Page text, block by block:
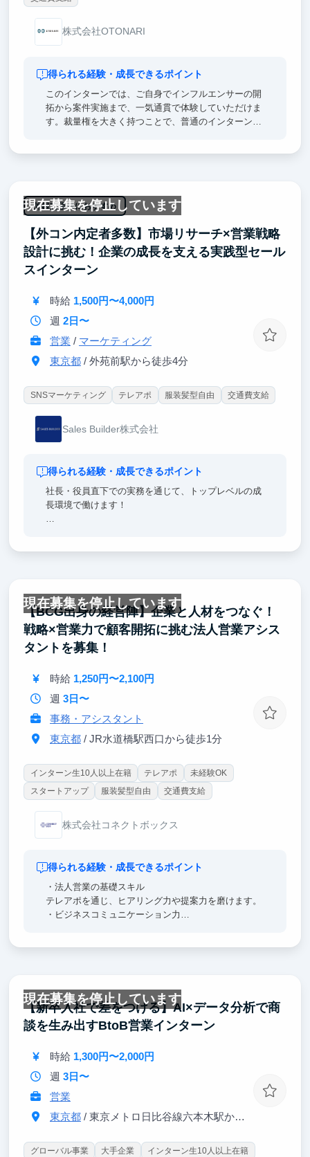
株式会社OTONARI
得られる経験・成長できるポイント
このインターンでは、ご自身でインフルエンサーの開
拓から案件実施まで、一気通貫で体験していただけま
す。裁量権を大きく持つことで、普通のインターンで
現在募集を停止しています
外銀志望者におすすめ
【外コン内定者多数】市場リサーチ×営業戦略
設計に挑む！企業の成長を支える実践型セール
スインターン
時給 1,500円〜4,000円
週 2日〜
営業 / マーケティング
東京都/ 外苑前駅から徒歩4分
SNSマーケティング テレアポ 服装髪型自由 交通費支給
Sales Builder株式会社
得られる経験・成長できるポイント
社長・役員直下での実務を通じて、トップレベルの成
長環境で働けます！
日々の業務の中で体得できます。
② トップセールスからの直接指導
キーエンス出身のトップセールスが実務レベルでフィ
ードバック。セールスプロセスを構造的に理解し、再
現可能な営業スキルを磨けます。
③ 幅広い実務に触れ、提案構築力を養う
リード分析、マーケティング、営業設計、資料作成な
どを横断的に経験。多様な業界・課題に触れることが
できます。
現在募集を停止しています
【BCG出身の経営陣】企業と人材をつなぐ！
戦略×営業力で顧客開拓に挑む法人営業アシス
タントを募集！
時給 1,250円〜2,100円
週 3日〜
事務・アシスタント
東京都/ JR水道橋駅西口から徒歩1分
インターン生10人以上在籍 テレアポ
未経験OK
スタートアップ
服装髪型自由 交通費支給
株式会社コネクトボックス
得られる経験・成長できるポイント
・法人営業の基礎スキル
テレアポを通じ、ヒアリング力や提案力を磨けます。
・ビジネスコミュニケーション力
・主体性・課題解決力
社員と共に業務を進める中で、指示待ちではなく自ら
考えて動く力を養えます。
現在募集を停止しています
【新卒入社で差をつける】AI×データ分析で商
談を生み出すBtoB営業インターン
時給 1,300円〜2,000円
週 3日〜
営業
東京都/ 東京メトロ日比谷線六本木駅から徒歩3分
グローバル事業 大手企業
インターン生10人以上在籍